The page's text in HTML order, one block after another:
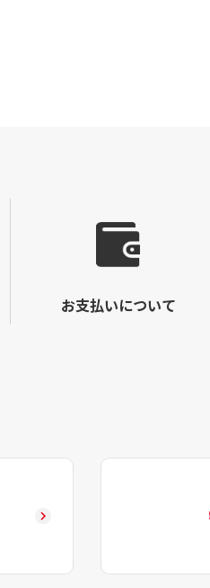
お支払いについて